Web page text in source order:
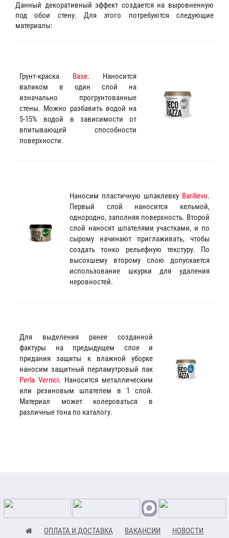
Данный декоративный эффект создается на выровненную
под обои стену. Для этого потребуются следующие
материалы:
Грунт-краска Base. Наносится
валиком в один слой на
изначально прогрунтованные
стены. Можно разбавить водой на
5-15% водой в зависимости от
впитывающей способности
поверхности.
Наносим пластичную шпаклевку Barilievo.
Первый слой наносится кельмой,
однородно, заполняя поверхность. Второй
слой наносят шпателями участками, и по
сырому начинают приглаживать, чтобы
создать тонко рельефную текстуру. По
высохшему второму слою допускается
использование шкурки для удаления
неровностей.
Для выделения ранее созданной
фактуры на предыдущем слое и
придания защиты к влажной уборке
наносим защитный перламутровый лак
Perla Vernici. Наносится металлическим
или резиновым шпателем в 1 слой.
Материал может колероваться в
различные тона по каталогу.
ОПЛАТА И ДОСТАВКА ВАКАНСИИ НОВОСТИ